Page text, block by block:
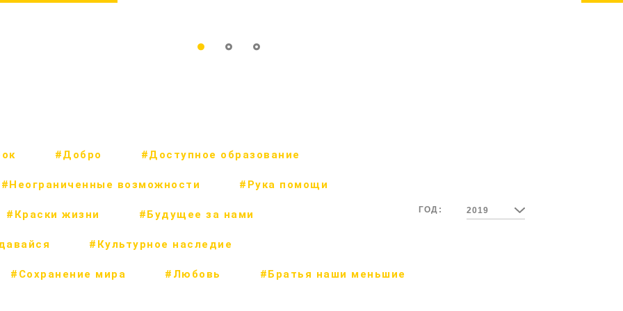
#Добро #Доступное образование
#Неограниченные возможности #Рука помощи
#Краски жизни #Будущее за нами
#Культурное наследие
#Сохранение мира #Любовь #Братья наши меньшие
ГОД: 2019